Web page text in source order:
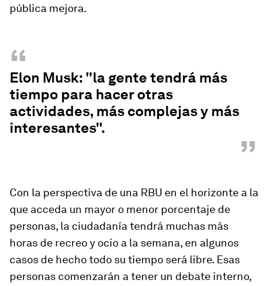
pública mejora.
“
Elon Musk: "la gente tendrá más
tiempo para hacer otras
actividades, más complejas y más
interesantes".
”
Con la perspectiva de una RBU en el horizonte a la
que acceda un mayor o menor porcentaje de
personas, la ciudadanía tendrá muchas más
horas de recreo y ocio a la semana, en algunos
casos de hecho todo su tiempo será libre. Esas
personas comenzarán a tener un debate interno,